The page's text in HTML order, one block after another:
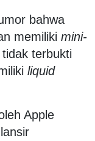
bahwa
memiliki mini-
terbukti
liquid
Apple